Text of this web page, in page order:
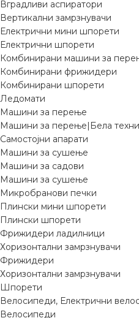
Вградливи аспиратори
Вертикални замрзнувачи
Електрични мини шпорети
Електрични шпорети
Комбинирани машини за
Комбинирани фрижидери
Комбинирани шпорети
Ледомати
Машини за перење
Машини за перење|Бела
Самостојни апарати
Машини за сушење
Машини за садови
Машини за сушење
Микробранови печки
Плински мини шпорети
Плински шпорети
Фрижидери ладилници
Хоризонтални замрзнувачи
Фрижидери
Хоризонтални замрзнувачи
Шпорети
Велосипеди, Електрични
Велосипеди